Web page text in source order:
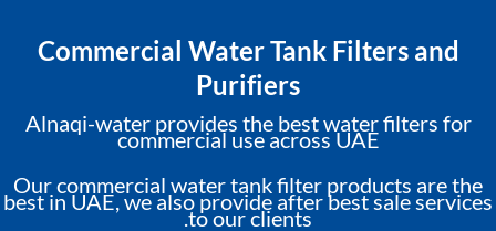
Commercial Water Tank Filters and
Purifiers
Alnaqi-water provides the best water filters for
commercial use across UAE
Our commercial water tank filter products are the
best in UAE, we also provide after best sale services
to our clients.